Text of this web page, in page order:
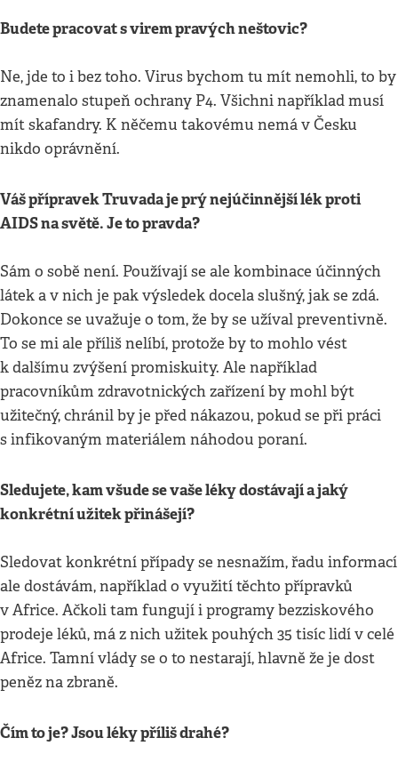
Budete pracovat s virem pravých neštovic?
Ne, jde to i bez toho. Virus bychom tu mít nemohli, to by
znamenalo stupeň ochrany P4. Všichni například musí
mít skafandry. K něčemu takovému nemá v Česku
nikdo oprávnění.
Váš přípravek Truvada je prý nejúčinnější lék proti
AIDS na světě. Je to pravda?
Sám o sobě není. Používají se ale kombinace účinných
látek a v nich je pak výsledek docela slušný, jak se zdá.
Dokonce se uvažuje o tom, že by se užíval preventivně.
To se mi ale příliš nelíbí, protože by to mohlo vést
k dalšímu zvýšení promiskuity. Ale například
pracovníkům zdravotnických zařízení by mohl být
užitečný, chránil by je před nákazou, pokud se při práci
s infikovaným materiálem náhodou poraní.
Sledujete, kam všude se vaše léky dostávají a jaký
konkrétní užitek přinášejí?
Sledovat konkrétní případy se nesnažím, řadu informací
ale dostávám, například o využití těchto přípravků
v Africe. Ačkoli tam fungují i programy bezziskového
prodeje léků, má z nich užitek pouhých 35 tisíc lidí v celé
Africe. Tamní vlády se o to nestarají, hlavně že je dost
peněz na zbraně.
Čím to je? Jsou léky příliš drahé?